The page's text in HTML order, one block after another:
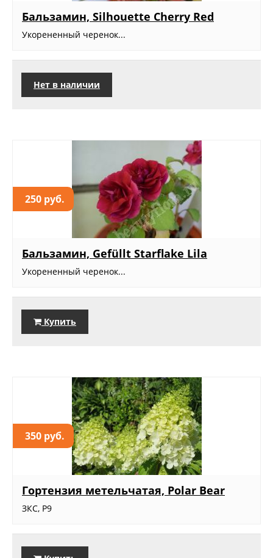
Бальзамин, Silhouette Cherry Red
Укорененный черенок...
Нет в наличии
250 руб.
Бальзамин, Gefüllt Starflake Lila
Укорененный черенок...
Купить
350 руб.
Гортензия метельчатая, Polar Bear
ЗКС, Р9